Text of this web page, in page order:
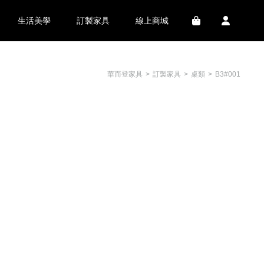
生活美學 訂製家具 線上商城
華而登家具 訂製家具 桌類 B3#001